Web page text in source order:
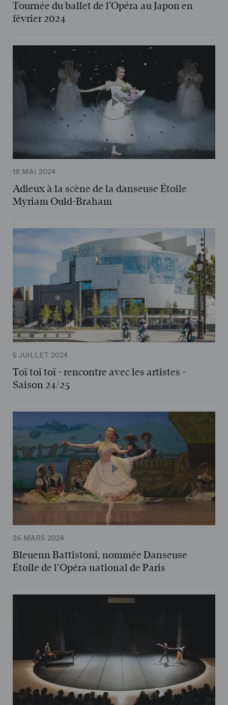
Tournée du ballet de l'Opéra au Japon en
février 2024
18 MAI 2024
Adieux à la scène de la danseuse Étoile
Myriam Ould-Braham
5 JUILLET 2024
Toï toï toï - rencontre avec les artistes -
Saison 24/25
26 MARS 2024
Bleuenn Battistoni, nommée Danseuse
Étoile de l’Opéra national de Paris